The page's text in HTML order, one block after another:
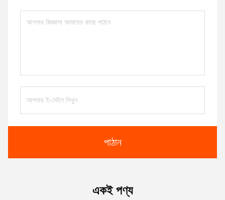
পাঠান
একই পণ্য